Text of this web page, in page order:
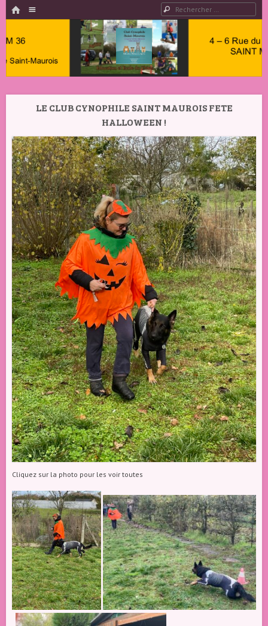
HOME Rechercher
Club
Cynophile
Saint
Club
Canin
Indre 36
LE CLUB CYNOPHILE SAINT MAUROIS FETE
HALLOWEEN !
Cliquez sur la photo pour les voir toutes